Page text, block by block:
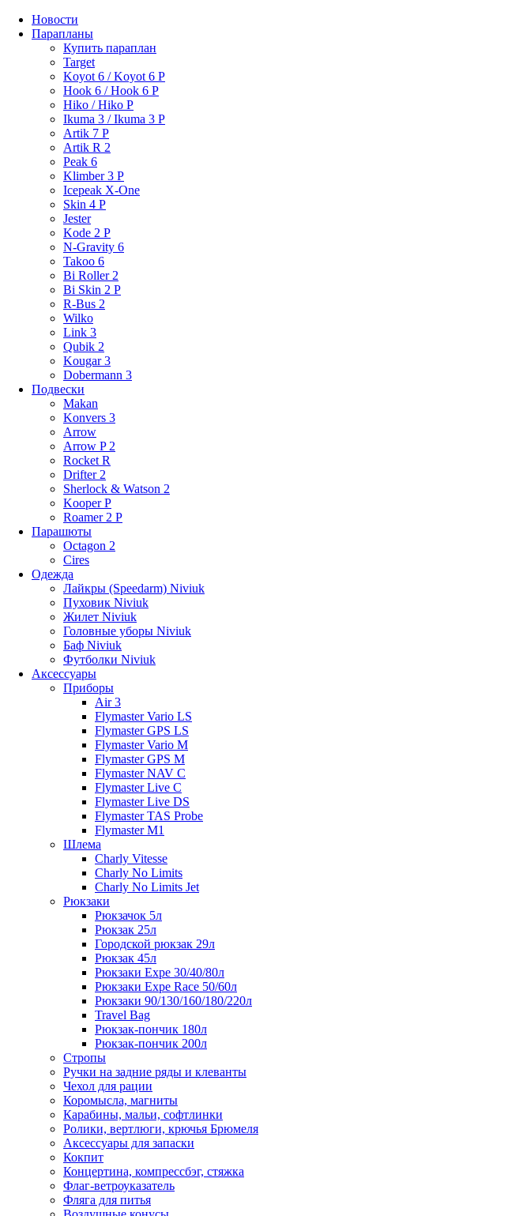
Новости
Парапланы
Купить параплан
Target
Koyot 6 / Koyot 6 P
Hook 6 / Hook 6 P
Hiko / Hiko P
Ikuma 3 / Ikuma 3 P
Artik 7 P
Artik R 2
Peak 6
Klimber 3 P
Icepeak X-One
Skin 4 P
Jester
Kode 2 P
N-Gravity 6
Takoo 6
Bi Roller 2
Bi Skin 2 P
R-Bus 2
Wilko
Link 3
Qubik 2
Kougar 3
Dobermann 3
Подвески
Makan
Konvers 3
Arrow
Arrow P 2
Rocket R
Drifter 2
Sherlock & Watson 2
Kooper P
Roamer 2 P
Парашюты
Octagon 2
Cires
Одежда
Лайкры (Speedarm) Niviuk
Пуховик Niviuk
Жилет Niviuk
Головные уборы Niviuk
Баф Niviuk
Футболки Niviuk
Аксессуары
Приборы
Air 3
Flymaster Vario LS
Flymaster GPS LS
Flymaster Vario M
Flymaster GPS M
Flymaster NAV C
Flymaster Live C
Flymaster Live DS
Flymaster TAS Probe
Flymaster M1
Шлема
Charly Vitesse
Charly No Limits
Charly No Limits Jet
Рюкзаки
Рюкзачок 5л
Рюкзак 25л
Городской рюкзак 29л
Рюкзак 45л
Рюкзаки Expe 30/40/80л
Рюкзаки Expe Race 50/60л
Рюкзаки 90/130/160/180/220л
Travel Bag
Рюкзак-пончик 180л
Рюкзак-пончик 200л
Стропы
Ручки на задние ряды и клеванты
Чехол для рации
Коромысла, магниты
Карабины, мальи, софтлинки
Ролики, вертлюги, крючья Брюмеля
Аксессуары для запаски
Кокпит
Концертина, компрессбэг, стяжка
Флаг-ветроуказатель
Фляга для питья